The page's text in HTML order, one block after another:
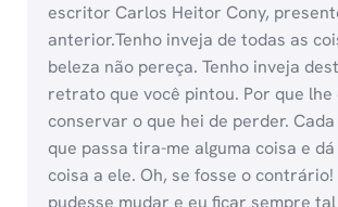
escritor Carlos Heitor Cony,
anterior.Tenho inveja de todas as
beleza não pereça. Tenho inveja
retrato que você pintou. Por que lhe
conservar o que hei de perder.
que passa tira-me alguma coisa e dá
coisa a ele. Oh, se fosse o